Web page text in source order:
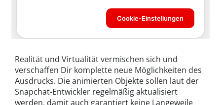
Realität und Virtualität vermischen sich und
verschaffen Dir komplette neue Möglichkeiten des
Ausdrucks. Die animierten Objekte sollen laut der
Snapchat-Entwickler regelmäßig aktualisiert
werden, damit auch garantiert keine Langeweile